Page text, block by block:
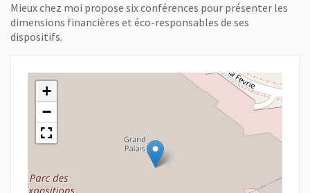
Mieux chez moi propose six conférences pour présenter les
dimensions financières et éco-responsables de ses
dispositifs.
+
−